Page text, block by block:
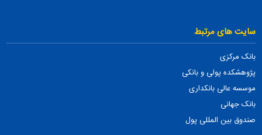
سایت های مرتبط
بانک مرکزی
پژوهشکده پولی و بانکی
موسسه عالی بانکداری
بانک جهانی
صندوق بین المللی پول